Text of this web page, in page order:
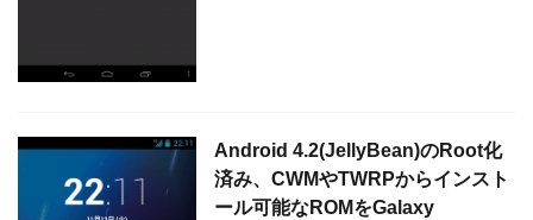
Android 4.2(JellyBean)のRoot化
済み、CWMやTWRPからインスト
ール可能なROMをGalaxy